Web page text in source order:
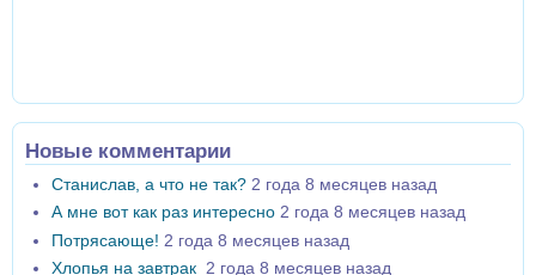
Новые комментарии
Станислав, а что не так? 2 года 8 месяцев назад
А мне вот как раз интересно 2 года 8 месяцев назад
Потрясающе! 2 года 8 месяцев назад
Хлопья на завтрак 2 года 8 месяцев назад